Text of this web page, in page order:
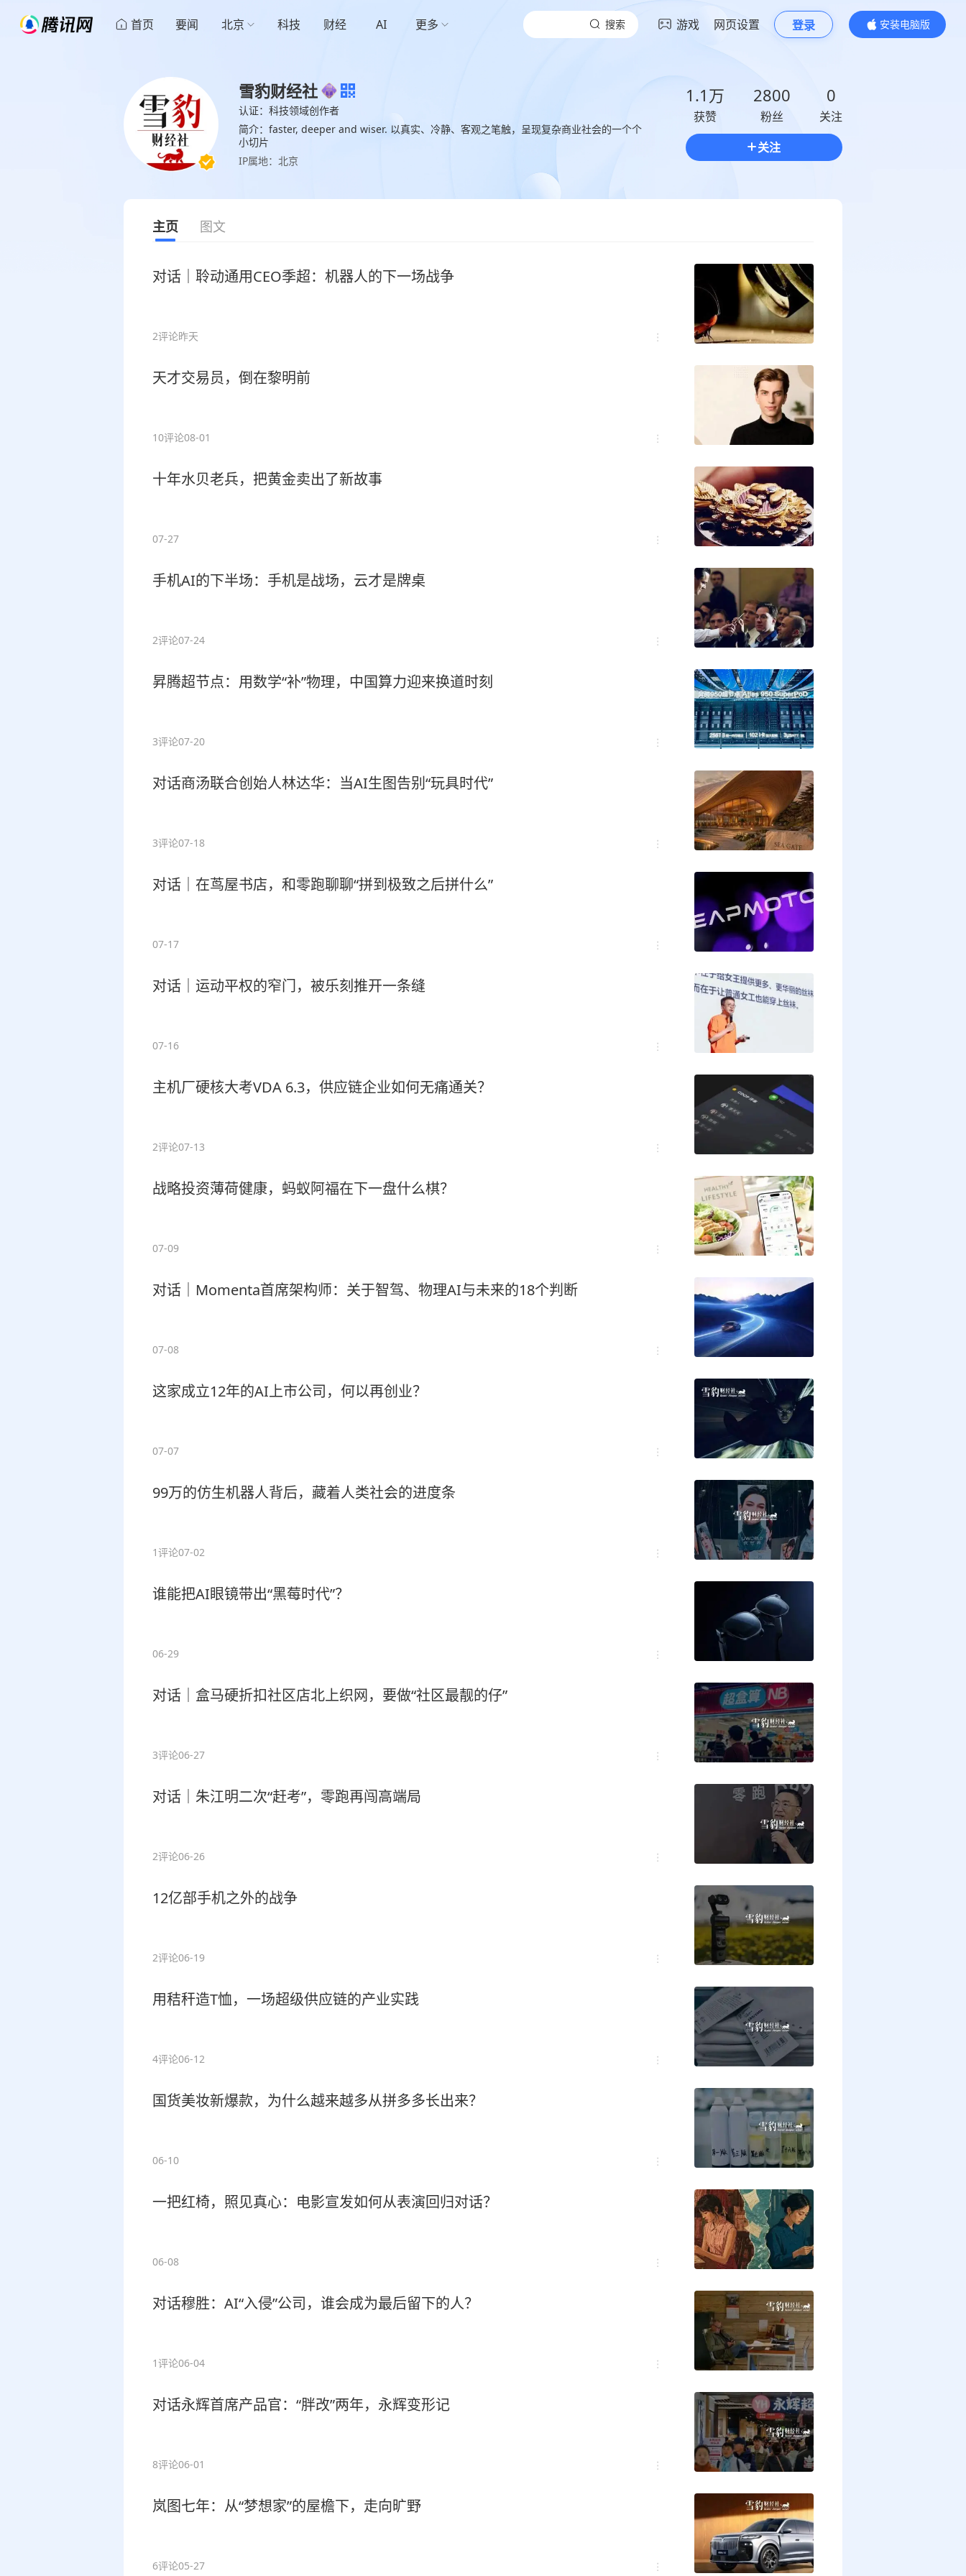
首页 要闻 北京 科技 财经 AI 更多 搜索 游戏 网页设置 登录
安装电脑版
内容更精彩
雪豹财经社
认证：科技领域创作者
简介：faster, deeper and wiser. 以真实、冷静、客观之笔触，呈现复杂商业社会的一个个
小切片
IP属地：北京
1.1万
获赞
2800
粉丝
0
关注
关注
主页 图文
对话｜聆动通用CEO季超：机器人的下一场战争
2评论昨天
天才交易员，倒在黎明前
10评论08-01
十年水贝老兵，把黄金卖出了新故事
07-27
手机AI的下半场：手机是战场，云才是牌桌
2评论07-24
昇腾超节点：用数学“补”物理，中国算力迎来换道时刻
3评论07-20
对话商汤联合创始人林达华：当AI生图告别“玩具时代”
3评论07-18
对话｜在茑屋书店，和零跑聊聊“拼到极致之后拼什么”
07-17
对话｜运动平权的窄门，被乐刻推开一条缝
07-16
主机厂硬核大考VDA 6.3，供应链企业如何无痛通关？
2评论07-13
战略投资薄荷健康，蚂蚁阿福在下一盘什么棋？
07-09
对话｜Momenta首席架构师：关于智驾、物理AI与未来的18个判断
07-08
这家成立12年的AI上市公司，何以再创业？
07-07
99万的仿生机器人背后，藏着人类社会的进度条
1评论07-02
谁能把AI眼镜带出“黑莓时代”？
06-29
对话｜盒马硬折扣社区店北上织网，要做“社区最靓的仔”
3评论06-27
对话｜朱江明二次“赶考”，零跑再闯高端局
2评论06-26
12亿部手机之外的战争
2评论06-19
用秸秆造T恤，一场超级供应链的产业实践
4评论06-12
国货美妆新爆款，为什么越来越多从拼多多长出来？
06-10
一把红椅，照见真心：电影宣发如何从表演回归对话？
06-08
对话穆胜：AI“入侵”公司，谁会成为最后留下的人？
1评论06-04
对话永辉首席产品官：“胖改”两年，永辉变形记
8评论06-01
岚图七年：从“梦想家”的屋檐下，走向旷野
6评论05-27